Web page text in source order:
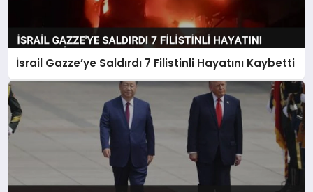
İsrail Gazze’ye Saldırdı 7 Filistinli Hayatını Kaybetti